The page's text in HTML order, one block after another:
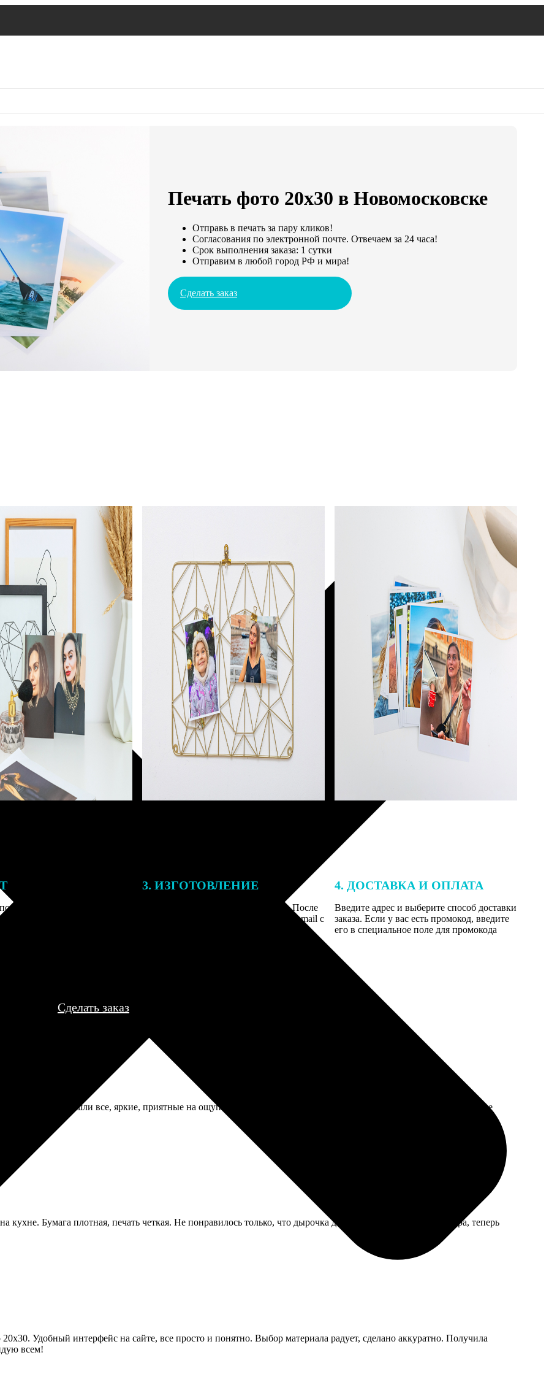
Печать фото 20х30 в Новомосковске
Отправь в печать за пару кликов!
Согласования по электронной почте. Отвечаем за 24 часа!
Срок выполнения заказа: 1 сутки
Отправим в любой город РФ и мира!
Сделать заказ
заказа к печати
могут связаться с Вами
телефону или email для
деталей.
3. ИЗГОТОВЛЕНИЕ
Оплатите заказ банковской картой. После
оплаты получите подтверждение на email с
описанием заказа. Когда отправим заказ
4. ДОСТАВКА И ОПЛАТА
Введите адрес и выберите способ доставки
заказа. Если у вас есть промокод, введите
его в специальное поле для промокода
Сделать заказ
двадцать. Пришли все, яркие, приятные на ощупь. Один чуть помят уголком, видно, при транспортировке, но не
Бумага плотная, печать четкая. Не понравилось только, что дырочка для гвоздика смещена от центра, теперь
Удобный интерфейс на сайте, все просто и понятно. Выбор материала радует, сделано аккуратно. Получила
всем!